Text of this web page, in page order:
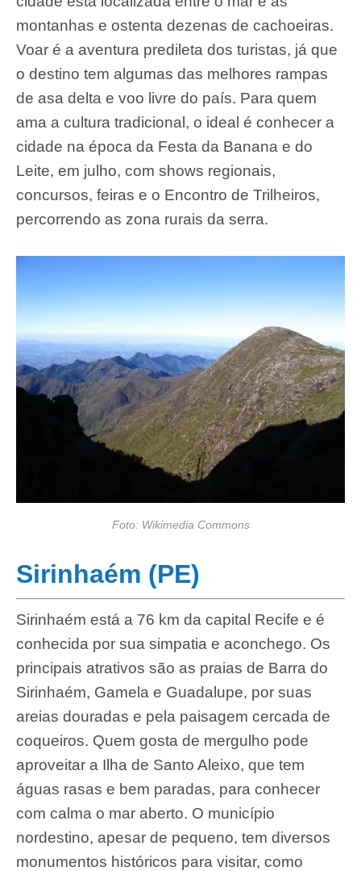
montanhas e ostenta dezenas de cachoeiras.
Voar é a aventura predileta dos turistas, já que
o destino tem algumas das melhores rampas
de asa delta e voo livre do país. Para quem
ama a cultura tradicional, o ideal é conhecer a
cidade na época da Festa da Banana e do
Leite, em julho, com shows regionais,
concursos, feiras e o Encontro de Trilheiros,
percorrendo as zona rurais da serra.
Foto: Wikimedia Commons
Sirinhaém (PE)
Sirinhaém está a 76 km da capital Recife e é
conhecida por sua simpatia e aconchego. Os
principais atrativos são as praias de Barra do
Sirinhaém, Gamela e Guadalupe, por suas
areias douradas e pela paisagem cercada de
coqueiros. Quem gosta de mergulho pode
aproveitar a Ilha de Santo Aleixo, que tem
águas rasas e bem paradas, para conhecer
com calma o mar aberto. O município
nordestino, apesar de pequeno, tem diversos
monumentos históricos para visitar, como